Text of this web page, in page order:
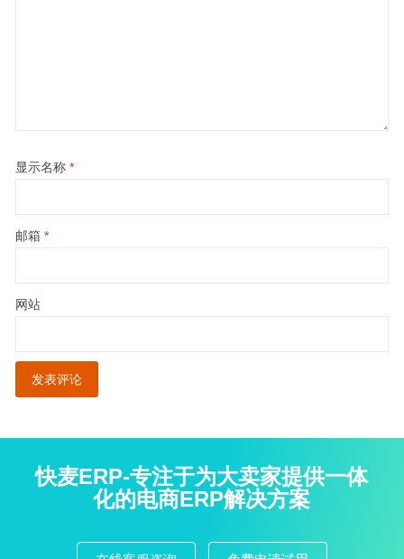
显示名称 *
邮箱 *
网站
快麦ERP-专注于为大卖家提供一体
化的电商ERP解决方案